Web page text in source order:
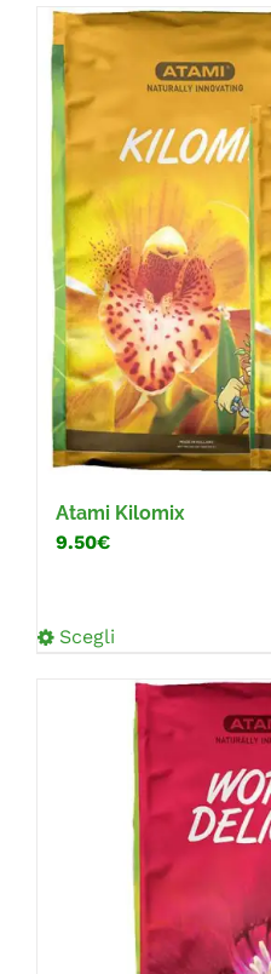
FIERE E COLLABORAZIONI
CONTATTI
FAQ
Atami Kilomix
9.50€
Scegli